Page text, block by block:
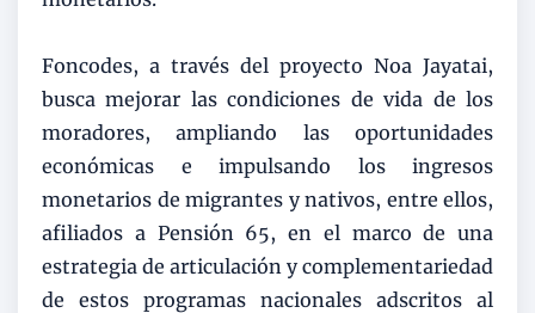
Foncodes, a través del proyecto Noa Jayatai,
busca mejorar las condiciones de vida de los
moradores, ampliando las oportunidades
económicas e impulsando los ingresos
monetarios de migrantes y nativos, entre ellos,
afiliados a Pensión 65, en el marco de una
estrategia de articulación y complementariedad
de estos programas nacionales adscritos al